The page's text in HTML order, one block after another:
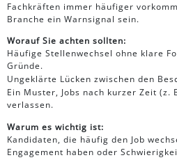
Fachkräften immer häufiger
Branche ein Warnsignal sein.
Worauf Sie achten sollten:
Häufige Stellenwechsel ohne klare
Gründe.
Ungeklärte Lücken zwischen den
Ein Muster, Jobs nach kurzer Zeit (z.
verlassen.
Warum es wichtig ist:
Kandidaten, die häufig den Job
Engagement haben oder